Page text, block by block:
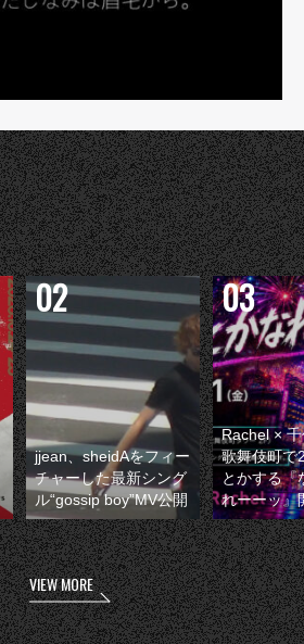
jjean、sheidAをフィー
チャーした最新シング
ル“gossip boy”MV公開
Rachel ×
歌舞伎町で
とかする『
れーーッ』
VIEW MORE